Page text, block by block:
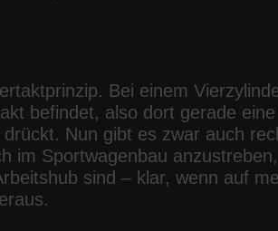
Bei einem
befindet, also dort gerade
Nun gibt es zwar auch
im Sportwagenbau
sind – klar, wenn auf